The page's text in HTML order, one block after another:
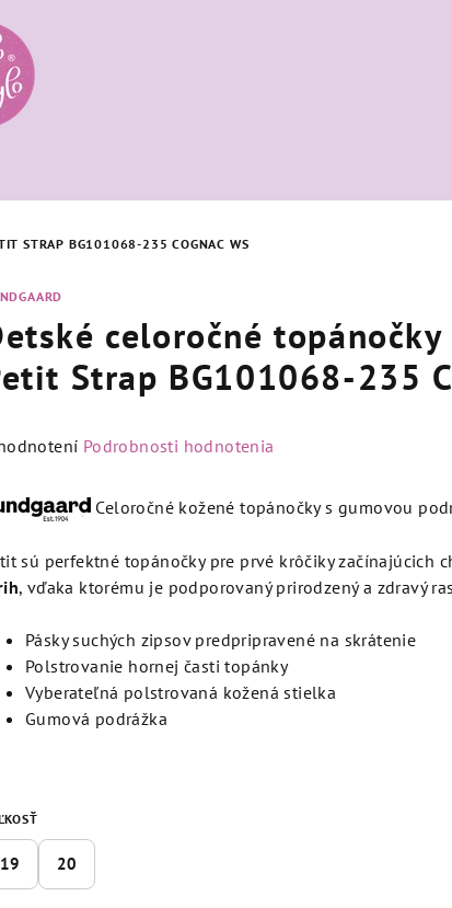
STRAP BG101068-235 COGNAC WS
celoročné topánočky
Strap BG101068-235
Podrobnosti hodnotenia
Celoročné kožené topánočky s gumovou
sú perfektné topánočky pre prvé krôčikyzačínajúcich
, vďaka ktorému je podporovaný prirodzený a zdravý
Pásky suchých zipsov predpripravené na skrátenie
Polstrovanie hornej časti topánky
Vyberateľná polstrovaná kožená stielka
Gumová podrážka
19 20